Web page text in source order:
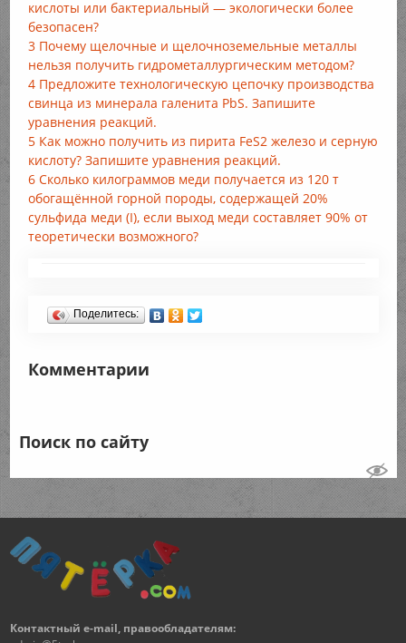
кислоты или бактериальный — экологически более
безопасен?
3 Почему щелочные и щелочноземельные металлы
нельзя получить гидрометаллургическим методом?
4 Предложите технологическую цепочку производства
свинца из минерала галенита PbS. Запишите
уравнения реакций.
5 Как можно получить из пирита FeS2 железо и серную
кислоту? Запишите уравнения реакций.
6 Сколько килограммов меди получается из 120 т
обогащённой горной породы, содержащей 20%
сульфида меди (I), если выход меди составляет 90% от
теоретически возможного?
Поделитесь:
Комментарии
Поиск по сайту
Контактный e-mail, правообладателям: